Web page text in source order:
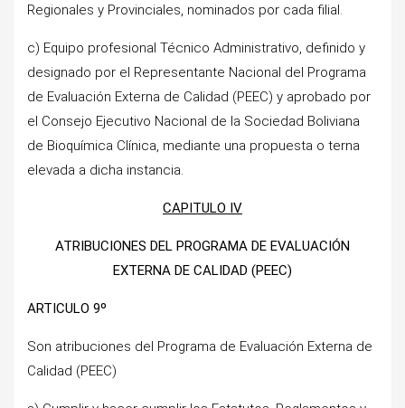
Regionales y Provinciales, nominados por cada filial.
c) Equipo profesional Técnico Administrativo, definido y
designado por el Representante Nacional del Programa
de Evaluación Externa de Calidad (PEEC) y aprobado por
el Consejo Ejecutivo Nacional de la Sociedad Boliviana
de Bioquímica Clínica, mediante una propuesta o terna
elevada a dicha instancia.
CAPITULO IV
ATRIBUCIONES DEL PROGRAMA DE EVALUACIÓN
EXTERNA DE CALIDAD (PEEC)
ARTICULO 9º
Son atribuciones del Programa de Evaluación Externa de
Calidad (PEEC)